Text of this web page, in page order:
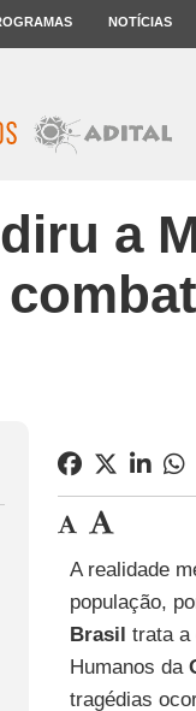
NOTÍCIAS
a
A realidade
população,
Brasil trata a
Humanos da
tragédias